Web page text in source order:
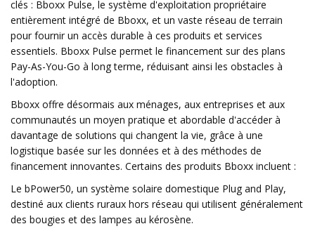
clés : Bboxx Pulse, le système d'exploitation propriétaire
entièrement intégré de Bboxx, et un vaste réseau de terrain
pour fournir un accès durable à ces produits et services
essentiels. Bboxx Pulse permet le financement sur des plans
Pay-As-You-Go à long terme, réduisant ainsi les obstacles à
l'adoption.
Bboxx offre désormais aux ménages, aux entreprises et aux
communautés un moyen pratique et abordable d'accéder à
davantage de solutions qui changent la vie, grâce à une
logistique basée sur les données et à des méthodes de
financement innovantes. Certains des produits Bboxx incluent :
Le bPower50, un système solaire domestique Plug and Play,
destiné aux clients ruraux hors réseau qui utilisent généralement
des bougies et des lampes au kérosène.